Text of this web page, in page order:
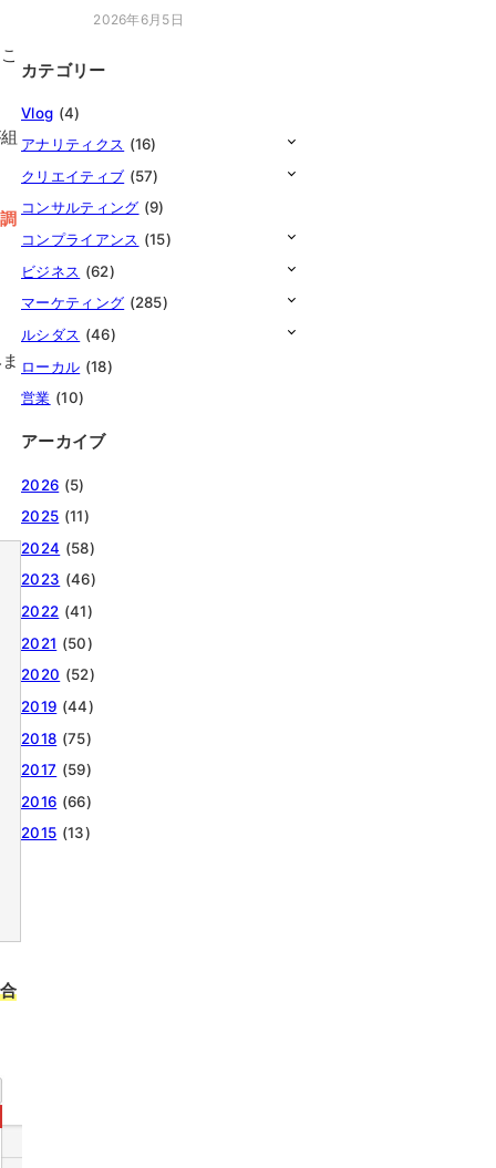
投稿日
2026年6月5日
カテゴリー
Vlog (4)
アナリティクス (16)
クリエイティブ (57)
コンサルティング (9)
コンプライアンス (15)
ビジネス (62)
マーケティング (285)
ルシダス (46)
ローカル (18)
営業 (10)
アーカイブ
2026 (5)
2025 (11)
2024 (58)
2023 (46)
2022 (41)
2021 (50)
2020 (52)
2019 (44)
2018 (75)
2017 (59)
2016 (66)
2015 (13)